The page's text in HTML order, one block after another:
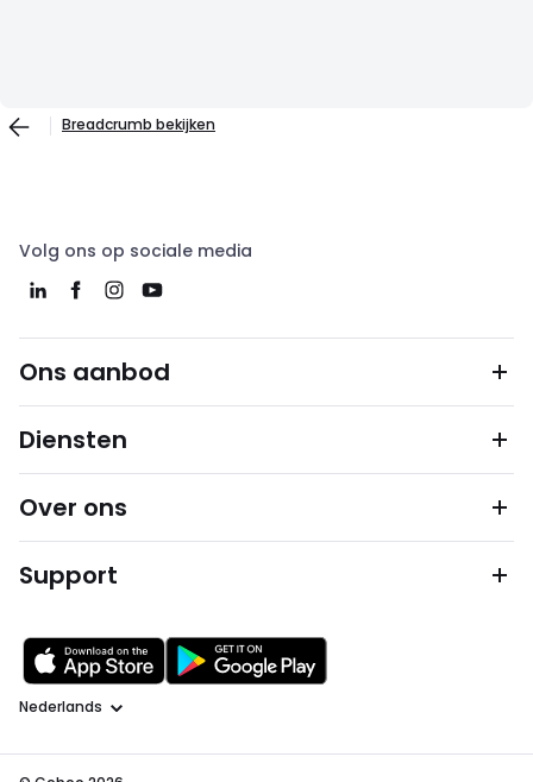
Breadcrumb bekijken
Volg ons op sociale media
Ons aanbod
Diensten
Over ons
Support
Taal